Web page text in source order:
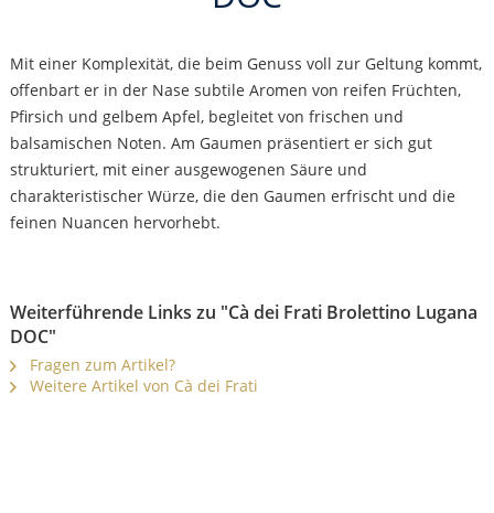
Mit einer Komplexität, die beim Genuss voll zur Geltung kommt,
offenbart er in der Nase subtile Aromen von reifen Früchten,
Pfirsich und gelbem Apfel, begleitet von frischen und
balsamischen Noten. Am Gaumen präsentiert er sich gut
strukturiert, mit einer ausgewogenen Säure und
charakteristischer Würze, die den Gaumen erfrischt und die
feinen Nuancen hervorhebt.
Weiterführende Links zu "Cà dei Frati Brolettino Lugana
DOC"
Fragen zum Artikel?
Weitere Artikel von Cà dei Frati